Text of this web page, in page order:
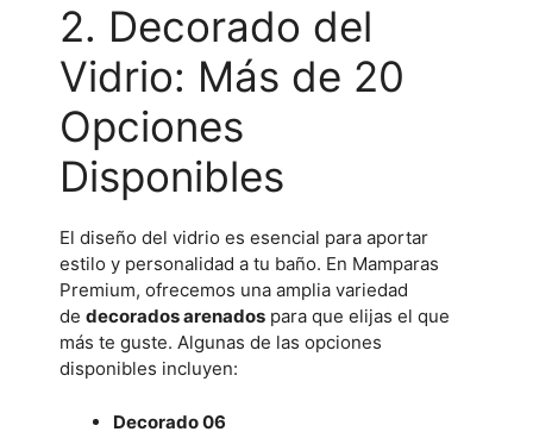
2. Decorado del
Vidrio: Más de 20
Opciones
Disponibles
El diseño del vidrio es esencial para aportar
estilo y personalidad a tu baño. En Mamparas
Premium, ofrecemos una amplia variedad
de decorados arenados para que elijas el que
más te guste. Algunas de las opciones
disponibles incluyen:
Decorado 06